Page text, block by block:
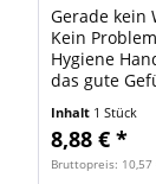
Gerade kein
Kein
Hygiene
das gute
Inhalt 1 Stück
8,88 € *
Bruttopreis: 10,57